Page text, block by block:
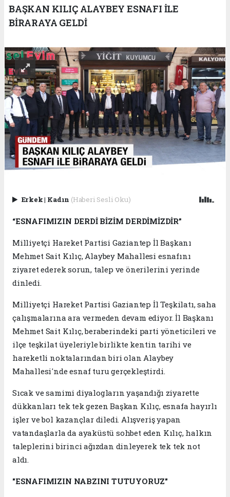
BAŞKAN KILIÇ ALAYBEY ESNAFI İLE
BİRARAYA GELDİ
Erkek| Kadın (Haberi Sesli Oku)
“ESNAFIMIZIN DERDİ BİZİM DERDİMİZDİR”
Milliyetçi Hareket Partisi Gaziantep İl Başkanı
Mehmet Sait Kılıç, Alaybey Mahallesi esnafını
ziyaret ederek sorun, talep ve önerilerini yerinde
dinledi.
Milliyetçi Hareket Partisi Gaziantep İl Teşkilatı, saha
çalışmalarına ara vermeden devam ediyor. İl Başkanı
Mehmet Sait Kılıç, beraberindeki parti yöneticileri ve
ilçe teşkilat üyeleriyle birlikte kentin tarihi ve
hareketli noktalarından biri olan Alaybey
Mahallesi'nde esnaf turu gerçekleştirdi.
Sıcak ve samimi diyalogların yaşandığı ziyarette
dükkanları tek tek gezen Başkan Kılıç, esnafa hayırlı
işler ve bol kazançlar diledi. Alışveriş yapan
vatandaşlarla da ayaküstü sohbet eden Kılıç, halkın
taleplerini birinci ağızdan dinleyerek tek tek not
aldı.
"ESNAFIMIZIN NABZINI TUTUYORUZ"